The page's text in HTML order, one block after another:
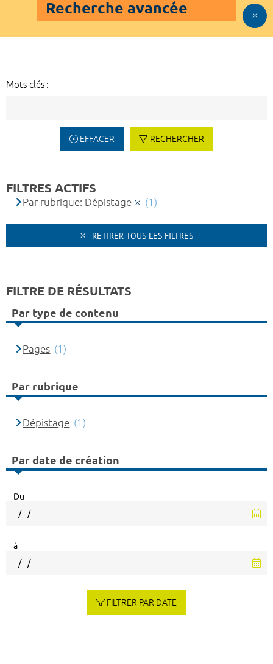
Recherche avancée
Mots-clés :
EFFACER RECHERCHER
FILTRES ACTIFS
Par rubrique: Dépistage (1)
RETIRER TOUS LES FILTRES
FILTRE DE RÉSULTATS
Par type de contenu
Pages (1)
Par rubrique
Dépistage (1)
Par date de création
Du
à
FILTRER PAR DATE